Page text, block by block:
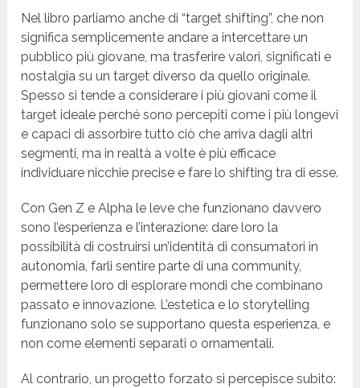
Nel libro parliamo anche di “target shifting”, che non
significa semplicemente andare a intercettare un
pubblico più giovane, ma trasferire valori, significati e
nostalgia su un target diverso da quello originale.
Spesso si tende a considerare i più giovani come il
target ideale perché sono percepiti come i più longevi
e capaci di assorbire tutto ciò che arriva dagli altri
segmenti, ma in realtà a volte è più efficace
individuare nicchie precise e fare lo shifting tra di esse.
Con Gen Z e Alpha le leve che funzionano davvero
sono l’esperienza e l’interazione: dare loro la
possibilità di costruirsi un’identità di consumatori in
autonomia, farli sentire parte di una community,
permettere loro di esplorare mondi che combinano
passato e innovazione. L’estetica e lo storytelling
funzionano solo se supportano questa esperienza, e
non come elementi separati o ornamentali.
Al contrario, un progetto forzato si percepisce subito: